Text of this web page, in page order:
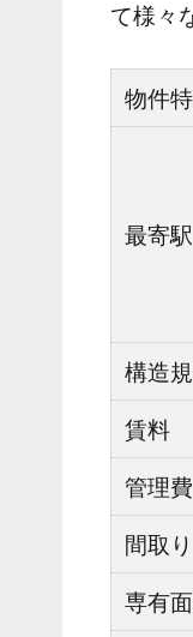
て様々
物件
最寄駅
構造
賃料
管理費
間取り
専有